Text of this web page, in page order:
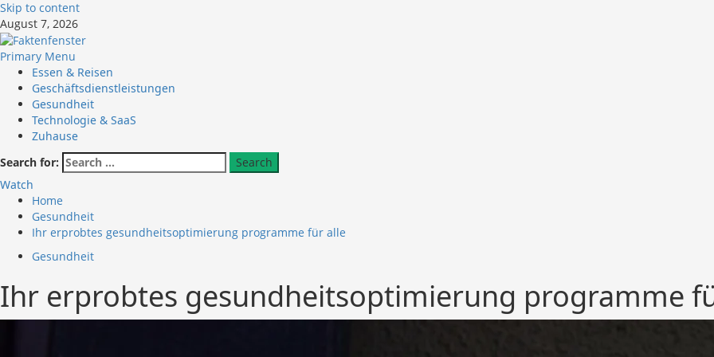
Skip to content
August 7, 2026
Primary Menu
Essen & Reisen
Geschäftsdienstleistungen
Gesundheit
Technologie & SaaS
Zuhause
Search for:
Watch
Home
Gesundheit
Ihr erprobtes gesundheitsoptimierung programme für alle
Gesundheit
Ihr erprobtes gesundheitsoptimierung programme